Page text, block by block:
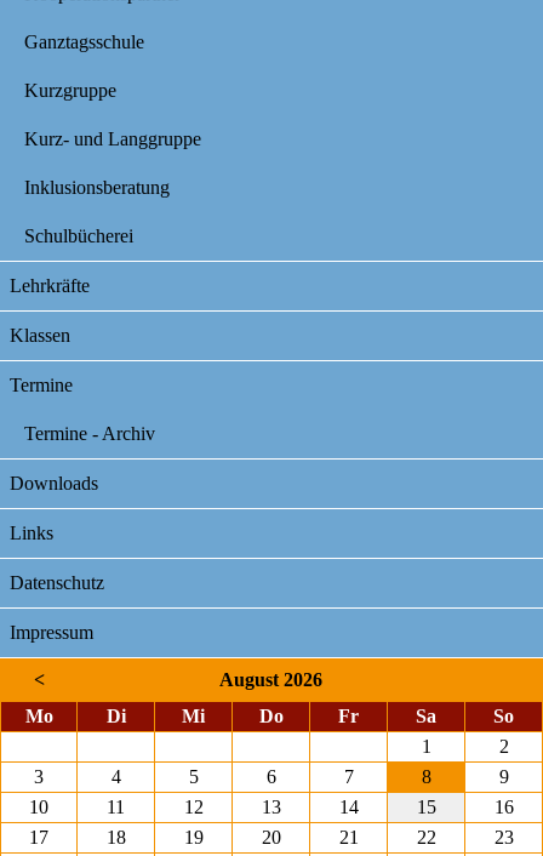
Ganztagsschule
Kurzgruppe
Kurz- und Langgruppe
Inklusionsberatung
Schulbücherei
Lehrkräfte
Klassen
Termine
Termine - Archiv
Downloads
Links
Datenschutz
Impressum
<
August 2026
Montag Dienstag Mittwoch Donnerstag
Freitag Sa So
1
2
3
4 5 6 7 8
9
10
11 12 13 14 15
16
17
18 19 20 21 22
23